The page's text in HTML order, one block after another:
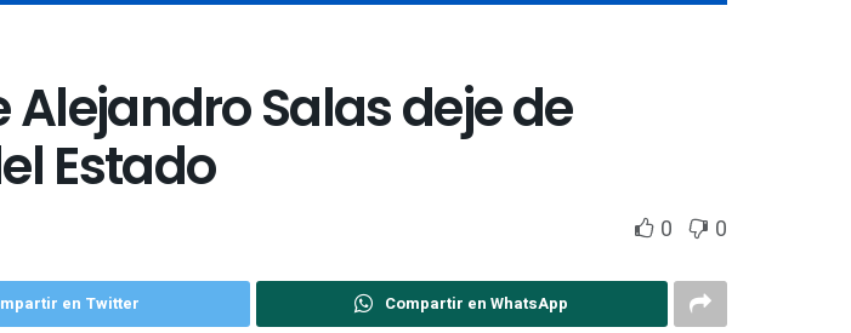
Salas deje de
Estado
0 0
en Twitter Compartir en WhatsApp